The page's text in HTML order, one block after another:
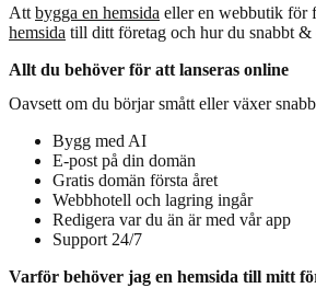
Att bygga en hemsida eller en webbutik för
hemsida till ditt företag och hur du snabbt &
Allt du behöver för att lanseras online
Oavsett om du börjar smått eller växer
Bygg med AI
E-post på din domän
Gratis domän första året
Webbhotell och lagring ingår
Redigera var du än är med vår app
Support 24/7
Varför behöver jag en hemsida till mitt